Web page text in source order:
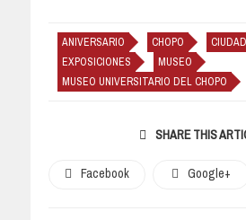
ANIVERSARIO CHOPO
EXPOSICIONES
MUSEO
MUSEO UNIVERSITARIO DEL CHOPO
SHARE THIS
Facebook Google+